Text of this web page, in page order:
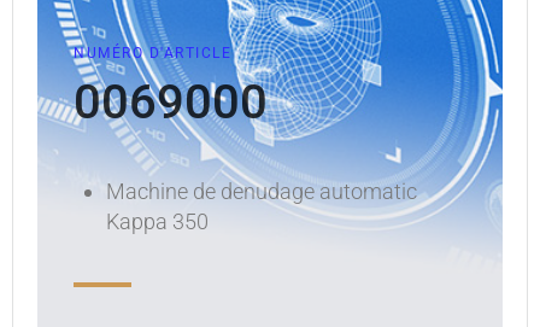
NUMÉRO D'ARTICLE
0069000
Machine de denudage automatic
Kappa 350